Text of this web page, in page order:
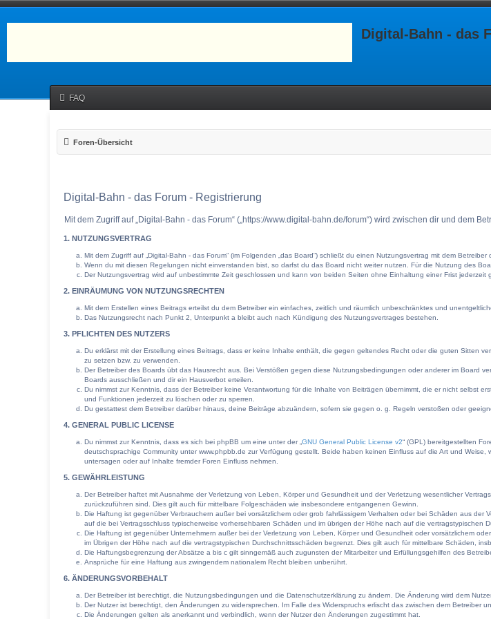
Digital-Bahn - das
FAQ
Foren-Übersicht
Digital-Bahn - das Forum - Registrierung
Mit dem Zugriff auf „Digital-Bahn - das Forum“ („https://www.digital-bahn.de/forum“) wird zwischen dir und dem
1. NUTZUNGSVERTRAG
Mit dem Zugriff auf „Digital-Bahn - das Forum“ (im Folgenden „das Board“) schließt du einen Nutzungsvertrag mit dem
Wenn du mit diesen Regelungen nicht einverstanden bist, so darfst du das Board nicht weiter nutzen. Für die Nutzung des
Der Nutzungsvertrag wird auf unbestimmte Zeit geschlossen und kann von beiden Seiten ohne Einhaltung einer Frist jederzeit
2. EINRÄUMUNG VON NUTZUNGSRECHTEN
Mit dem Erstellen eines Beitrags erteilst du dem Betreiber ein einfaches, zeitlich und räumlich unbeschränktes und
Das Nutzungsrecht nach Punkt 2, Unterpunkt a bleibt auch nach Kündigung des Nutzungsvertrages bestehen.
3. PFLICHTEN DES NUTZERS
Du erklärst mit der Erstellung eines Beitrags, dass er keine Inhalte enthält, die gegen geltendes Recht oder die guten Sitten
zu setzen bzw. zu verwenden.
Der Betreiber des Boards übt das Hausrecht aus. Bei Verstößen gegen diese Nutzungsbedingungen oder anderer im Board
Boards ausschließen und dir ein Hausverbot erteilen.
Du nimmst zur Kenntnis, dass der Betreiber keine Verantwortung für die Inhalte von Beiträgen übernimmt, die er nicht selbst
und Funktionen jederzeit zu löschen oder zu sperren.
Du gestattest dem Betreiber darüber hinaus, deine Beiträge abzuändern, sofern sie gegen o. g. Regeln verstoßen oder
4. GENERAL PUBLIC LICENSE
Du nimmst zur Kenntnis, dass es sich bei phpBB um eine unter der „ GNU General Public License v2“ (GPL) bereitgestellten
deutschsprachige Community unter www.phpbb.de zur Verfügung gestellt. Beide haben keinen Einfluss auf die Art und
untersagen oder auf Inhalte fremder Foren Einfluss nehmen.
5. GEWÄHRLEISTUNG
Der Betreiber haftet mit Ausnahme der Verletzung von Leben, Körper und Gesundheit und der Verletzung wesentlicher
zurückzuführen sind. Dies gilt auch für mittelbare Folgeschäden wie insbesondere entgangenen Gewinn.
Die Haftung ist gegenüber Verbrauchern außer bei vorsätzlichem oder grob fahrlässigem Verhalten oder bei Schäden aus
auf die bei Vertragsschluss typischerweise vorhersehbaren Schäden und im übrigen der Höhe nach auf die
Die Haftung ist gegenüber Unternehmern außer bei der Verletzung von Leben, Körper und Gesundheit oder vorsätzlichem
im Übrigen der Höhe nach auf die vertragstypischen Durchschnittsschäden begrenzt. Dies gilt auch für mittelbare Schäden,
Die Haftungsbegrenzung der Absätze a bis c gilt sinngemäß auch zugunsten der Mitarbeiter und Erfüllungsgehilfen des
Ansprüche für eine Haftung aus zwingendem nationalem Recht bleiben unberührt.
6. ÄNDERUNGSVORBEHALT
Der Betreiber ist berechtigt, die Nutzungsbedingungen und die Datenschutzerklärung zu ändern. Die Änderung wird dem
Der Nutzer ist berechtigt, den Änderungen zu widersprechen. Im Falle des Widerspruchs erlischt das zwischen dem Betreiber
Die Änderungen gelten als anerkannt und verbindlich, wenn der Nutzer den Änderungen zugestimmt hat.